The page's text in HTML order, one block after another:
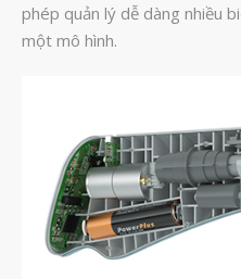
phép quản lý dễ dàng nhiều
một mô hình.